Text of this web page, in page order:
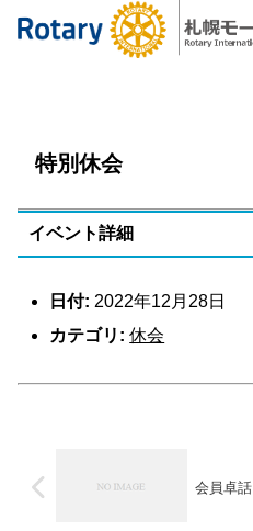
特別休会
イベント詳細
日付: 2022年12月28日
カテゴリ: 休会
会員卓話